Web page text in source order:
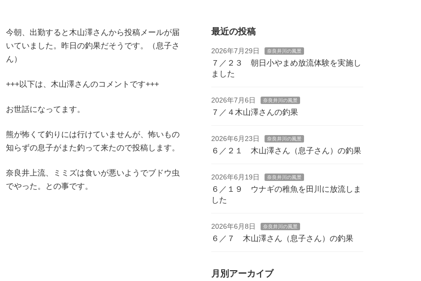
今朝、出勤すると木山澤さんから投稿メールが届
いていました。昨日の釣果だそうです。（息子さ
ん）
+++以下は、木山澤さんのコメントです+++
お世話になってます。
熊が怖くて釣りには行けていませんが、怖いもの
知らずの息子がまた釣って来たので投稿します。
奈良井上流、ミミズは食いが悪いようでブドウ虫
でやった。との事です。
最近の投稿
2026年7月29日 奈良井川の風景
７／２３ 朝日小やまめ放流体験を実施し
ました
2026年7月6日 奈良井川の風景
７／４木山澤さんの釣果
2026年6月23日 奈良井川の風景
６／２１ 木山澤さん（息子さん）の釣果
2026年6月19日 奈良井川の風景
６／１９ ウナギの稚魚を田川に放流しま
した
2026年6月8日 奈良井川の風景
６／７ 木山澤さん（息子さん）の釣果
月別アーカイブ